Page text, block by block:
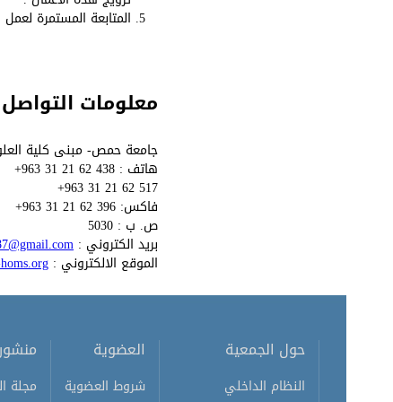
المتابعة المستمرة
معلومات التواصل
جامعة حمص- مبنى كلية
هاتف : 438 62 21 31 963+
517 62 21 31 963+
فاكس: 396 62 21 31 963+
ص. ب : 5030
بريد الكتروني :
الموقع الالكتروني :
حول الجمعية
النظام الداخلي
العضوية
شروط العضوية
مجلة